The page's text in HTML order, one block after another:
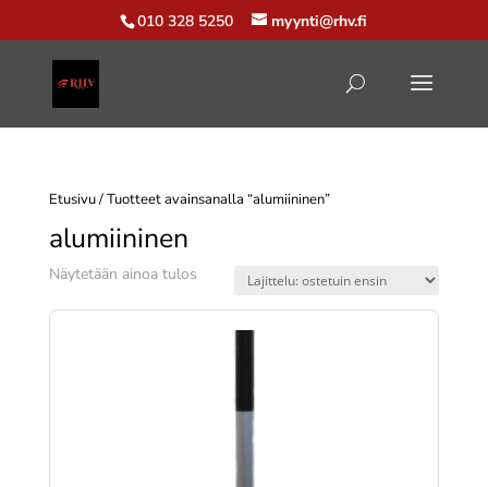
010 328 5250 myynti@rhv.fi
Etusivu/ Tuotteet avainsanalla “alumiininen”
alumiininen
Näytetään ainoa tulos